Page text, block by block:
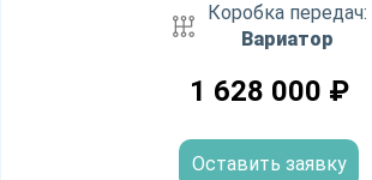
Коробка передач:
Вариатор
1 628 000 ₽
Оставить заявку